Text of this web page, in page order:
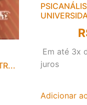
Em até 3x
juros
Adicionar